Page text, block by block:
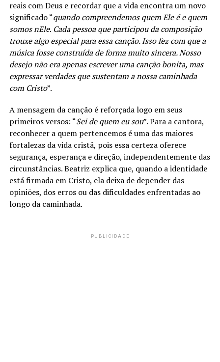
reais com Deus e recordar que a vida encontra um novo
significado “quando compreendemos quem Ele é e quem
somos nEle. Cada pessoa que participou da composição
trouxe algo especial para essa canção. Isso fez com que a
música fosse construída de forma muito sincera. Nosso
desejo não era apenas escrever uma canção bonita, mas
expressar verdades que sustentam a nossa caminhada
com Cristo”.
A mensagem da canção é reforçada logo em seus
primeiros versos: “Sei de quem eu sou”. Para a cantora,
reconhecer a quem pertencemos é uma das maiores
fortalezas da vida cristã, pois essa certeza oferece
segurança, esperança e direção, independentemente das
circunstâncias. Beatriz explica que, quando a identidade
está firmada em Cristo, ela deixa de depender das
opiniões, dos erros ou das dificuldades enfrentadas ao
longo da caminhada.
PUBLICIDADE